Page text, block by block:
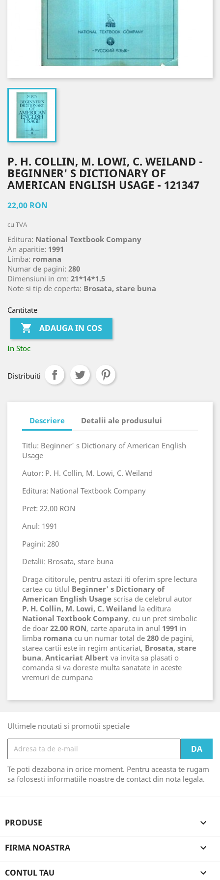
P. H. COLLIN, M. LOWI, C. WEILAND -
BEGINNER' S DICTIONARY OF
AMERICAN ENGLISH USAGE - 121347
22,00 RON
cu TVA
Editura: National Textbook Company
An aparitie: 1991
Limba: romana
Numar de pagini: 280
Dimensiuni in cm: 21*14*1.5
Note si tip de coperta: Brosata, stare buna
Cantitate
 ADAUGA IN COS
In Stoc
Distribuiti
Descriere Detalii ale produsului
Titlu: Beginner' s Dictionary of American English
Usage
Autor: P. H. Collin, M. Lowi, C. Weiland
Editura: National Textbook Company
Pret: 22.00 RON
Anul: 1991
Pagini: 280
Detalii: Brosata, stare buna
Draga cititorule, pentru astazi iti oferim spre lectura
cartea cu titlul Beginner' s Dictionary of
American English Usage scrisa de celebrul autor
P. H. Collin, M. Lowi, C. Weiland la editura
National Textbook Company, cu un pret simbolic
de doar 22.00 RON, carte aparuta in anul 1991 in
limba romana cu un numar total de 280 de pagini,
starea cartii este in regim anticariat, Brosata, stare
buna. Anticariat Albert va invita sa plasati o
comanda si va doreste multa sanatate in aceste
vremuri de cumpana
Ultimele noutati si promotii speciale
Te poti dezabona in orice moment. Pentru aceasta te rugam
sa folosesti informatiile noastre de contact din nota legala.
PRODUSE 
FIRMA NOASTRA 
CONTUL TAU 